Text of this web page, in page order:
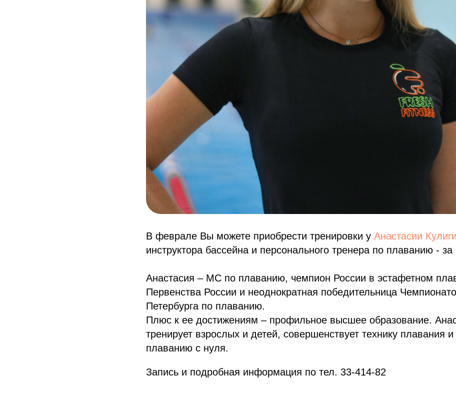
В феврале Вы можете приобрести тренировки у Анастасии
инструктора бассейна и персонального тренера по плаванию -
Анастасия – МС по плаванию, чемпион России в эстафетном
Первенства России и неоднократная победительница
Петербурга по плаванию.
Плюс к ее достижениям – профильное высшее образование.
тренирует взрослых и детей, совершенствует технику плавания и
плаванию с нуля.
Запись и подробная информация по тел. 33-414-82